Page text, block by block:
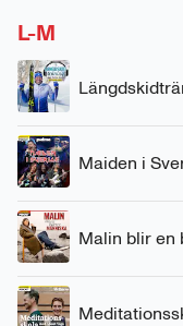
L-M
Maiden i
Malin blir en